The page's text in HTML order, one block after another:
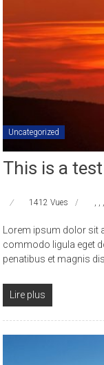
Uncategorized
This is a test
1412 Vues , , ,
Lorem ipsum dolor sit
commodo ligula eget
penatibus et magnis
Lire plus